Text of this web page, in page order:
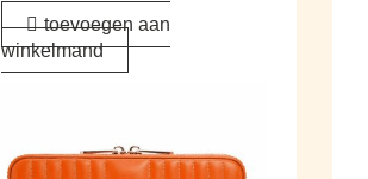
toevoegen aan
winkelmand